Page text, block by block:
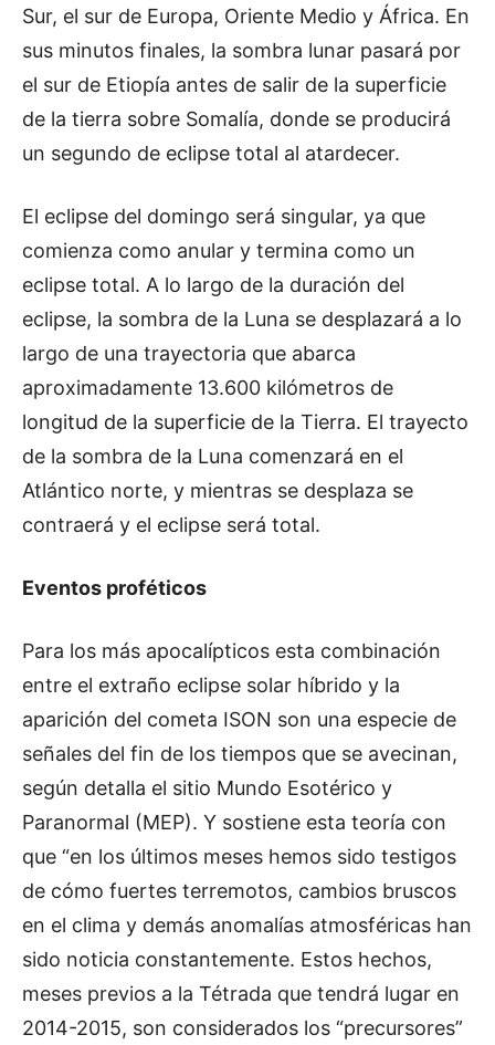
Sur, el sur de Europa, Oriente Medio y África. En
sus minutos finales, la sombra lunar pasará por
el sur de Etiopía antes de salir de la superficie
de la tierra sobre Somalía, donde se producirá
un segundo de eclipse total al atardecer.
El eclipse del domingo será singular, ya que
comienza como anular y termina como un
eclipse total. A lo largo de la duración del
eclipse, la sombra de la Luna se desplazará a lo
largo de una trayectoria que abarca
aproximadamente 13.600 kilómetros de
longitud de la superficie de la Tierra. El trayecto
de la sombra de la Luna comenzará en el
Atlántico norte, y mientras se desplaza se
contraerá y el eclipse será total.
Eventos proféticos
Para los más apocalípticos esta combinación
entre el extraño eclipse solar híbrido y la
aparición del cometa ISON son una especie de
señales del fin de los tiempos que se avecinan,
según detalla el sitio Mundo Esotérico y
Paranormal (MEP). Y sostiene esta teoría con
que “en los últimos meses hemos sido testigos
de cómo fuertes terremotos, cambios bruscos
en el clima y demás anomalías atmosféricas han
sido noticia constantemente. Estos hechos,
meses previos a la Tétrada que tendrá lugar en
2014-2015, son considerados los “precursores”